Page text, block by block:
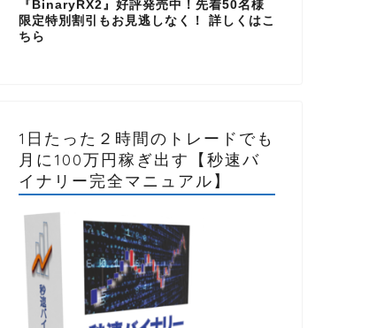
『BinaryRX2』好評発売中！先着50名様
限定特別割引もお見逃しなく！ 詳しくはこ
ちら
1日たった２時間のトレードでも
月に100万円稼ぎ出す【秒速バ
イナリー完全マニュアル】